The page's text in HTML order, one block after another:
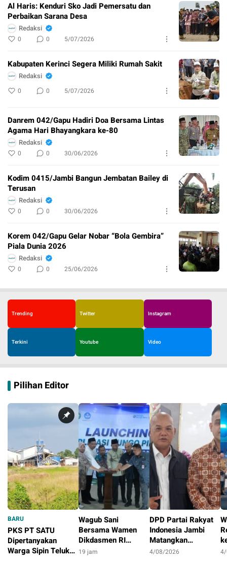
Al Haris: Kenduri Sko Jadi Pemersatu dan
Perbaikan Sarana Desa
Redaksi
0 0 5/07/2026
Kabupaten Kerinci Segera Miliki Rumah Sakit
Redaksi
0 0 5/07/2026
Danrem 042/Gapu Hadiri Doa Bersama Lintas
Agama Hari Bhayangkara ke-80
Redaksi
0 0 30/06/2026
Kodim 0415/Jambi Bangun Jembatan Bailey di
Terusan
Redaksi
0 0 30/06/2026
Korem 042/Gapu Gelar Nobar “Bola Gembira”
Piala Dunia 2026
Redaksi
0 0 25/06/2026
Trending Twitter Instagram
Terkini Youtube Video
Pilihan Editor
BARU
PKS PT SATU
Dipertanyakan
Warga Sipin Teluk
Wagub Sani
Bersama Wamen
Dikdasmen RI
Luncurkan Aplikasi
19 jam
DPD Partai Rakyat
Indonesia Jambi
Matangkan
Persiapan
4/08/2026